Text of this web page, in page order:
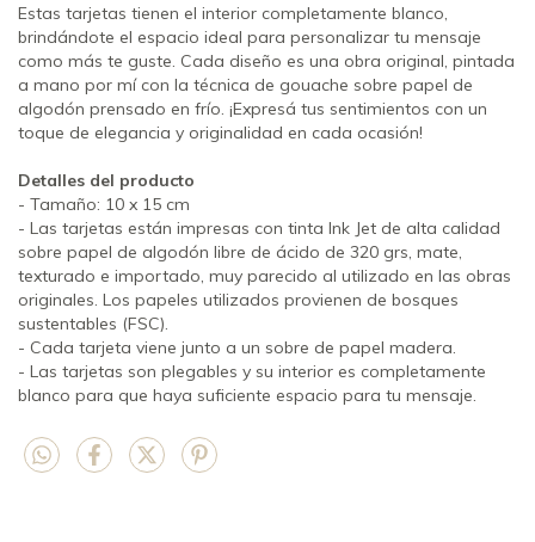
Estas tarjetas tienen el interior completamente blanco,
brindándote el espacio ideal para personalizar tu mensaje
como más te guste. Cada diseño es una obra original, pintada
a mano por mí con la técnica de gouache sobre papel de
algodón prensado en frío. ¡Expresá tus sentimientos con un
toque de elegancia y originalidad en cada ocasión!
Detalles del producto
- Tamaño: 10 x 15 cm
- Las tarjetas están impresas con tinta Ink Jet de alta calidad
sobre papel de algodón libre de ácido de 320 grs, mate,
texturado e importado, muy parecido al utilizado en las obras
originales. Los papeles utilizados provienen de bosques
sustentables (FSC).
- Cada tarjeta viene junto a un sobre de papel madera.
- Las tarjetas son plegables y su interior es completamente
blanco para que haya suficiente espacio para tu mensaje.